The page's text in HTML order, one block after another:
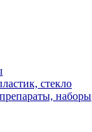
стекло
наборы